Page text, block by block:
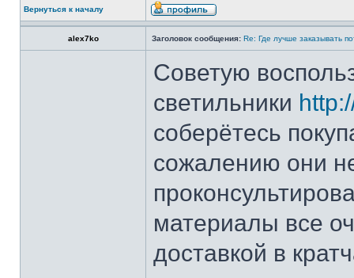
Вернуться к началу
alex7ko Заголовок сообщения: Re: Где лучше заказывать
Советую
светильники
соберётесь
сожалению они
материалы все
доставкой в